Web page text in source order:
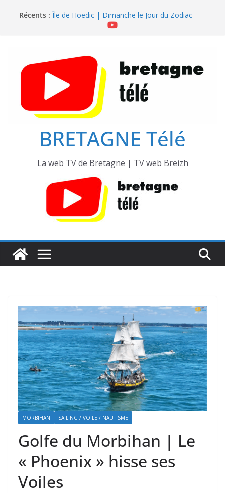
Récents :
Île de Hoëdic | Sensations Fortes en Open Skiff
Île de Hoëdic | Dimanche le Jour du Zodiac
Île de Hoëdic | Le Beau Fort
BRETAGNE Télé
La web TV de Bretagne | TV web Breizh
MORBIHAN SAILING / VOILE / NAUTISME
Golfe du Morbihan | Le
« Phoenix » hisse ses
Voiles